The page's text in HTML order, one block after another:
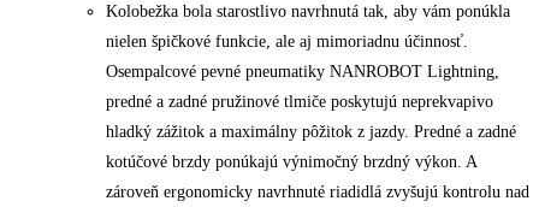
was:
€1.119,00.
is:
€749,00.
Kolobežka bola starostlivo navrhnutá tak, aby vám ponúkla
nielen špičkové funkcie, ale aj mimoriadnu účinnosť.
Osempalcové pevné pneumatiky NANROBOT Lightning,
predné a zadné pružinové tlmiče poskytujú neprekvapivo
hladký zážitok a maximálny pôžitok z jazdy. Predné a zadné
kotúčové brzdy ponúkajú výnimočný brzdný výkon. A
zároveň ergonomicky navrhnuté riadidlá zvyšujú kontrolu nad